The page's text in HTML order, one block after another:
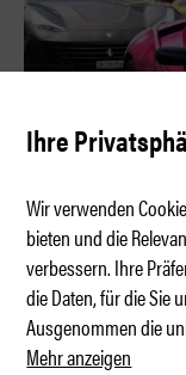
MYLE 2026 –
Ihre
Wir verwenden
bieten und die
verbessern. Ihre
die Daten, für die Sie
Ausgenommen die
Mehr anzeigen